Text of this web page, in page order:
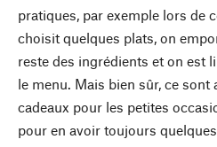
pratiques, par exemple lors de
choisit quelques plats, on
reste des ingrédients et on est
le menu. Mais bien sûr, ce sont
cadeaux pour les petites
pour en avoir toujours